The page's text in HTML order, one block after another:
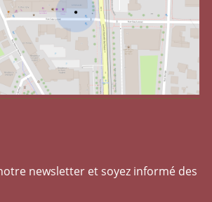
newsletter et soyez informé des